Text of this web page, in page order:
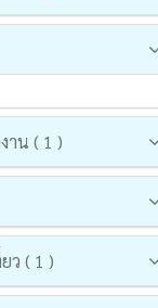
าน ( 1 )
ว ( 1 )